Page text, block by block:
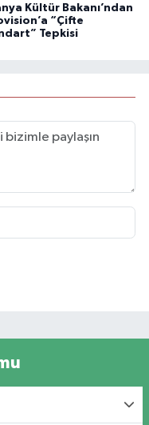
Kültür Bakanı’ndan
“Çifte
Tepkisi